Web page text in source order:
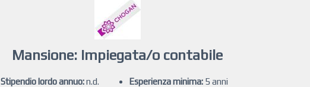
Mansione: Impiegata/o contabile
Stipendio lordo annuo:n.d. Esperienza minima:5 anni